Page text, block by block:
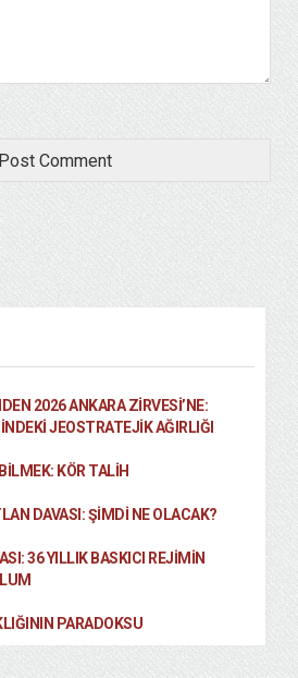
2026 ANKARA ZIRVESI’NE:
JEOSTRATEJIK AĞIRLIĞI
KÖR TALIH
DAVASI: ŞİMDİ NE OLACAK?
36 YILLIK BASKICI REJIMIN
PARADOKSU